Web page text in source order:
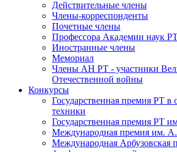
Действительные члены
Члены-корреспонденты
Почетные члены
Профессора Академии наук
Иностранные члены
Мемориал
Члены АН РТ - участники
Отечественной войны
Конкурсы
Государственная премия РТ в
техники
Государственная премия РТ
Международная премия им.
Международная Арбузовская